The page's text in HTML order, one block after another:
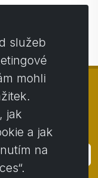
Activstar
služeb
mohli
jak
a jak
na